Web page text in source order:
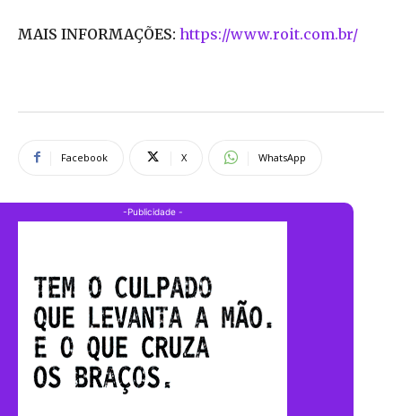
MAIS INFORMAÇÕES: https://www.roit.com.br/
Facebook X WhatsApp
-Publicidade -